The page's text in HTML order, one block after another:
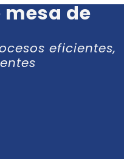
de
eficientes,